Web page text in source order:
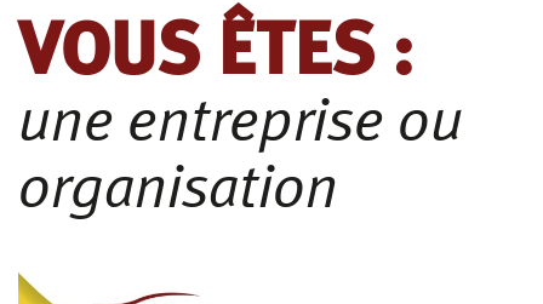
VOUS ÊTES :
une entreprise ou
organisation